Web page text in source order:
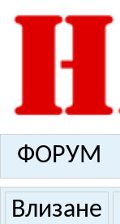
ФОРУМ
Влизане